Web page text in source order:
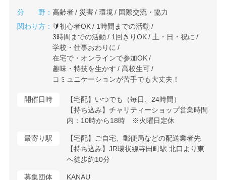
分 野： 高齢者 災害 環境
国際交流・協力
関わり方： 🔰初心者OK
1時間までの活動
3時間までの活動
1回きりOK
土・日・祝に
学校・仕事おわりに
在宅で・オンラインで参加OK
趣味・特技を生かす
高校生可
コミュニケーションが苦手でも大丈夫！
開催日時
【宅配】いつでも（毎日、24時間）
【持ち込み】チャリティーショップ営業時間
内：10時から18時 ※火曜日定休
最寄り駅
【宅配】ご自宅、郵便局などの配送業者先
【持ち込み】JR環状線寺田町駅 北口より東
へ徒歩約10分
募集団体 KANAU